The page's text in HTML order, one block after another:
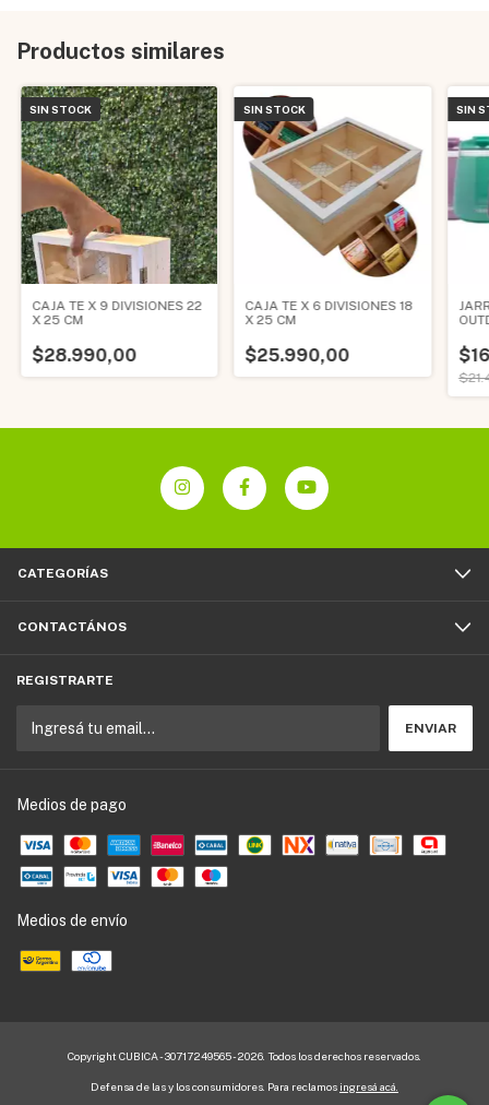
Productos similares
SIN STOCK
CAJA TE X 9 DIVISIONES 22
X 25 CM
$28.990,00
SIN STOCK
CAJA TE X 6 DIVISIONES 18
X 25 CM
$25.990,00
SIN
CATEGORÍAS
CONTACTÁNOS
REGISTRARTE
Medios de pago
Medios de envío
Copyright CUBICA - 30717249565 - 2026. Todos los derechos reservados.
Defensa de las y los consumidores. Para reclamos ingresá acá.